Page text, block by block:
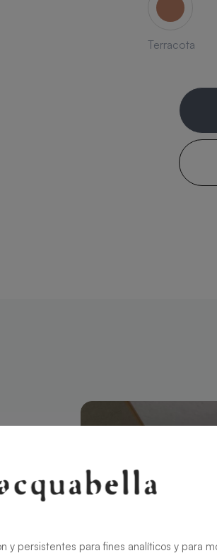
Terracota
y persistentes para fines analíticos y para